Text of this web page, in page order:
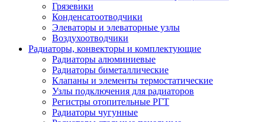
Грязевики
Конденсатоотводчики
Элеваторы и элеваторные узлы
Воздухоотводчики
Радиаторы, конвекторы и комплектующие
Радиаторы алюминиевые
Радиаторы биметаллические
Клапаны и элементы термостатические
Узлы подключения для радиаторов
Регистры отопительные РГТ
Радиаторы чугунные